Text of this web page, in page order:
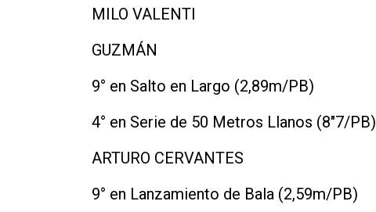
MILO VALENTI
GUZMÁN
9° en Salto en Largo (2,89m/PB)
4° en Serie de 50 Metros Llanos (8"7/PB)
ARTURO CERVANTES
9° en Lanzamiento de Bala (2,59m/PB)